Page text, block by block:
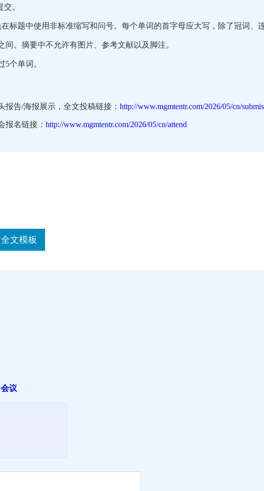
。
标题中使用非标准缩写和问号。每个单词的首字母应大写，除了冠词、
。摘要中不允许有图片、参考文献以及脚注。
个单词。
报告/海报展示，全文投稿链接： http://www.mgmtentr.com/2026/05/cn/
报名链接： http://www.mgmtentr.com/2026/05/cn/attend
文模板
议